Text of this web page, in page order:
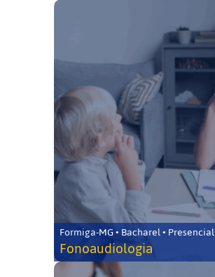
Formiga-MG • Bacharel • Presencial
Fonoaudiologia